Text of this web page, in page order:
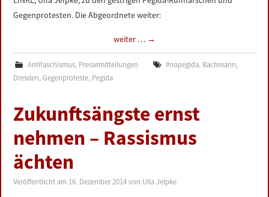
Gegenprotesten. Die Abgeordnete weiter:
weiter … →
Antifaschismus, Pressemitteilungen #nopegida, Bachmann,
Dresden,Gegenproteste, Pegida
Zukunftsängste ernst
nehmen – Rassismus
ächten
Veröffentlicht am 16. Dezember 2014 von Ulla Jelpke